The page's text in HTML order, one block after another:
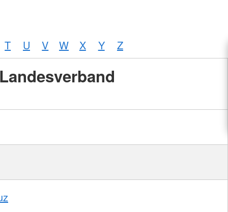
T U V W X Y Z
Landesverband